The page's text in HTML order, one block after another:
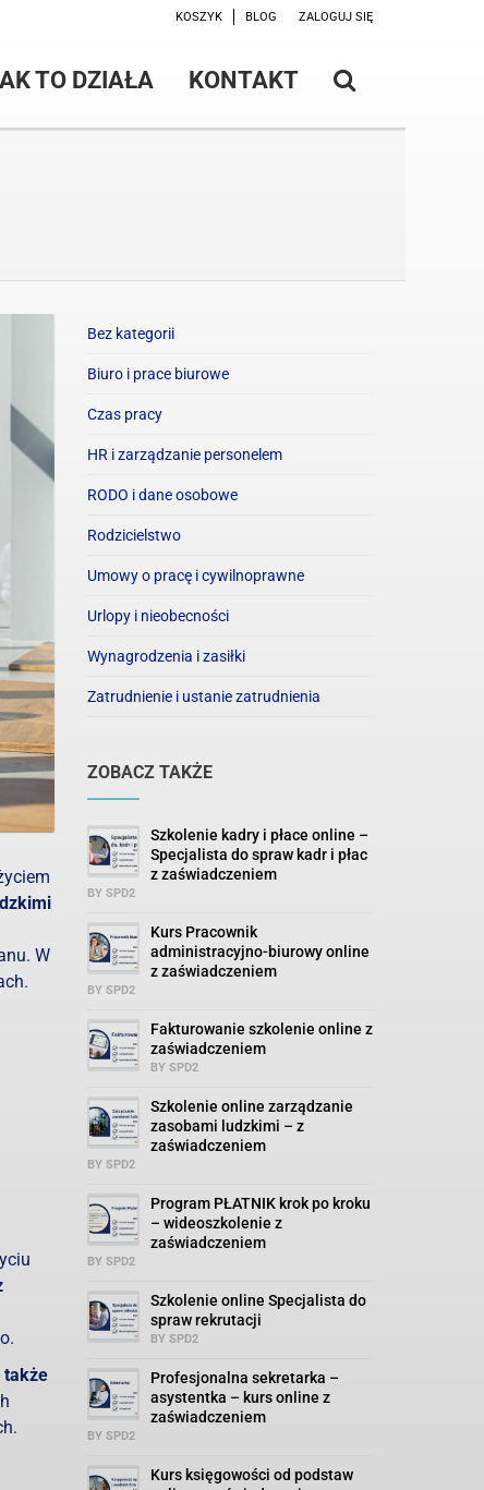
ZALOGUJ SIĘ
KOSZYK BLOG
TO DZIAŁA KONTAKT
W
także
Bez kategorii
Biuro i prace biurowe
Czas pracy
HR i zarządzanie personelem
RODO i dane osobowe
Rodzicielstwo
Umowy o pracę i cywilnoprawne
Urlopy i nieobecności
Wynagrodzenia i zasiłki
Zatrudnienie i ustanie zatrudnienia
ZOBACZ TAKŻE
Szkolenie kadry i płace online –
Specjalista do spraw kadr i płac
z zaświadczeniem
BY SPD2
Kurs Pracownik
administracyjno-biurowy online
z zaświadczeniem
BY SPD2
Fakturowanie szkolenie online z
zaświadczeniem
BY SPD2
Szkolenie online zarządzanie
zasobami ludzkimi – z
zaświadczeniem
BY SPD2
Program PŁATNIK krok po kroku
– wideoszkolenie z
zaświadczeniem
BY SPD2
Szkolenie online Specjalista do
spraw rekrutacji
BY SPD2
Profesjonalna sekretarka –
asystentka – kurs online z
zaświadczeniem
BY SPD2
Kurs księgowości od podstaw